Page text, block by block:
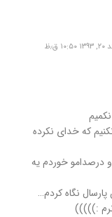
ق٫ظ
که خدای نکرده
درصدامو خوردم یه
نگاه کردم…
:)))))